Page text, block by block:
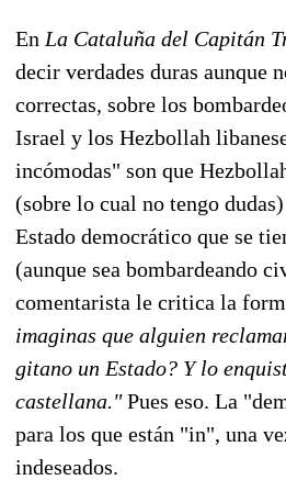
En La Cataluña del Capitán
decir verdades duras aunque
correctas, sobre los
Israel y los Hezbollah
incómodas" son que
(sobre lo cual no tengo
Estado democrático que se
(aunque sea bombardeando
comentarista le critica la
imaginas que alguien
gitano un Estado? Y lo
castellana."Pues eso. La
para los que están "in", una
indeseados.